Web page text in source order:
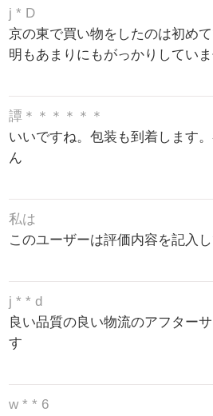
j * D
京の東で買い物をしたのは初め
明もあまりにもがっかりしていま
譚＊＊＊＊＊＊
いいですね。包装も到着します
ん
私は
このユーザーは評価内容を記入
j * * d
良い品質の良い物流のアフター
す
w * * 6